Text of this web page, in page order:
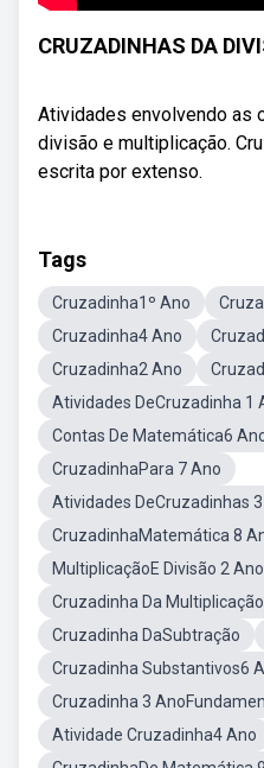
CRUZADINHAS DA
Atividades envolvendo as
divisão e multiplicação.
escrita por extenso.
Tags
Cruzadinha1º Ano
Cruzadinha4 Ano
Cruzadinha2 Ano
Atividades DeCruzadinha 1
Contas De Matemática6
CruzadinhaPara 7 Ano
Atividades DeCruzadinhas
CruzadinhaMatemática 8
MultiplicaçãoE Divisão 2 Ano
Cruzadinha Da
Cruzadinha DaSubtração
Cruzadinha Substantivos6
Cruzadinha 3
Atividade Cruzadinha4 Ano